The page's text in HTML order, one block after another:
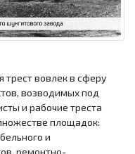
трест вовлек в сферу
возводимых под
и рабочие треста
площадок:
и
ремонтно-